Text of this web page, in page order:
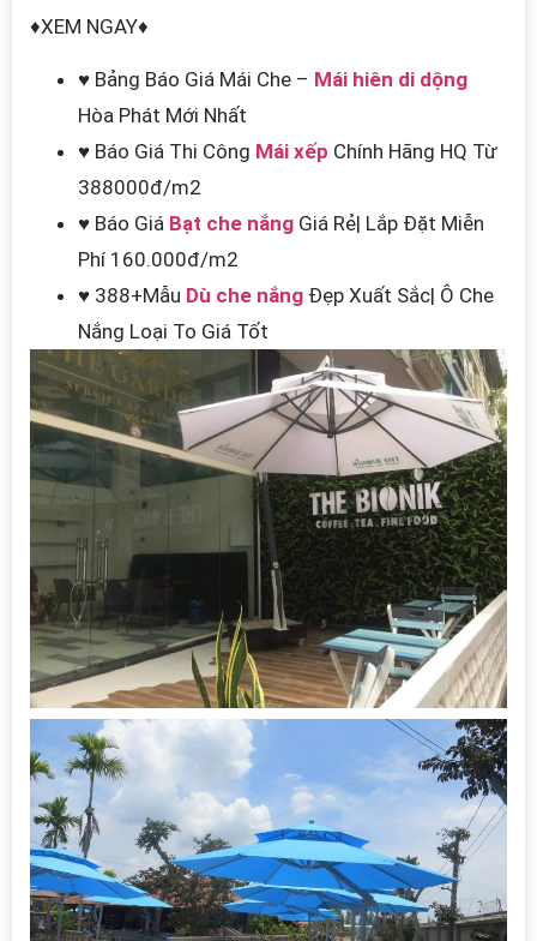
♦XEM NGAY♦
♥ Bảng Báo Giá Mái Che – Mái hiên di dộng
Hòa Phát Mới Nhất
♥ Báo Giá Thi Công Mái xếp Chính Hãng HQ Từ
388000đ/m2
♥ Báo Giá Bạt che nắng Giá Rẻ| Lắp Đặt Miễn
Phí 160.000đ/m2
♥ 388+Mẫu Dù che nắng Đẹp Xuất Sắc| Ô Che
Nắng Loại To Giá Tốt